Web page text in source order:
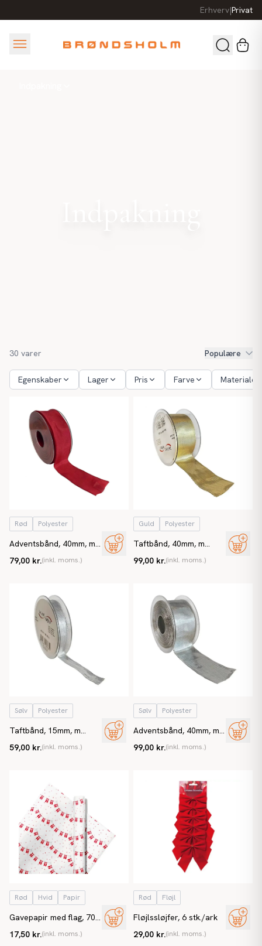
Erhverv|Privat
30 varer Populære
Egenskaber Lager Pris Farve Materiale
Rød Polyester
Adventsbånd, 40mm, m
79,00 kr.(inkl. moms.)
Guld Polyester
Taftbånd, 40mm, m
99,00 kr.(inkl. moms.)
Sølv Polyester
Taftbånd, 15mm, m
59,00 kr.(inkl. moms.)
Sølv Polyester
Adventsbånd, 40mm, m
99,00 kr.(inkl. moms.)
Rød Hvid Papir
Gavepapir med flag, 70
17,50 kr.(inkl. moms.)
Rød Fløjl
Fløjlssløjfer, 6 stk./ark
29,00 kr.(inkl. moms.)